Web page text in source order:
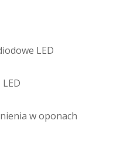
iodowe LED
LED
nienia woponach